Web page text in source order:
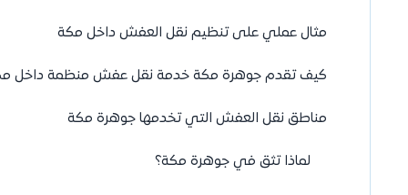
مثال عملي على تنظيم نقل العفش داخل مكة
كيف تقدم جوهرة مكة خدمة نقل عفش منظمة داخل
مناطق نقل العفش التي تخدمها جوهرة مكة
لماذا تثق في جوهرة مكة؟